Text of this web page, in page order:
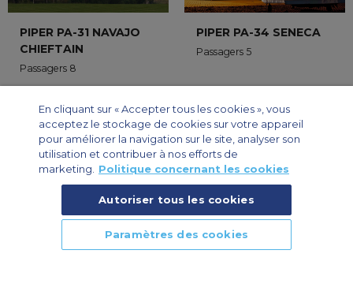
PIPER PA-31 NAVAJO
CHIEFTAIN
Passagers 8
PIPER PA-34 SENECA
Passagers 5
ROBINSON R-44 ROBINSON R22
Passagers 1
En cliquant sur « Accepter tous les cookies », vous
acceptez le stockage de cookies sur votre appareil
pour améliorer la navigation sur le site, analyser son
utilisation et contribuer à nos efforts de
marketing.
Politique concernant les cookies
Autoriser tous les cookies
Paramètres des cookies